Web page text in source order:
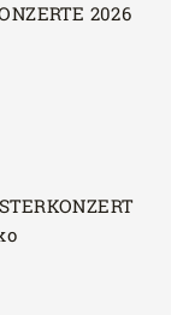
2026